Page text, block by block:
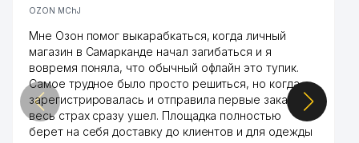
OZON MChJ
Мне Озон помог выкарабкаться, когда личный
магазин в Самарканде начал загибаться и я
вовремя поняла, что обычный офлайн это тупик.
Самое трудное было просто решиться, но когда
зарегистрировалась и отправила первые заказы,
весь страх сразу ушел. Площадка полностью
берет на себя доставку до клиентов и для одежды